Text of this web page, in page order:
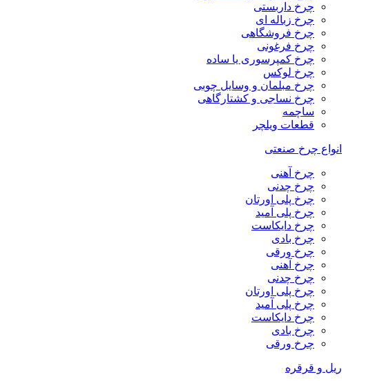
چرخ داربستی
چرخ زباله ای
چرخ فروشگاهی
چرخ فرغونی
چرخ کمپرسوری یا ساده
چرخ لوکس
چرخ مبلمان و وسایل چوبی
چرخ نساجی و کشتارگاهی
ساچمه
قطعات ویلچر
انواع چرخ صنعتی
چرخ آهنی
چرخ چدنی
چرخ پلی اورتان
چرخ پلی آمید
چرخ دایکاست
چرخ بادی
چرخ ورقی
چرخ آهنی
چرخ چدنی
چرخ پلی اورتان
چرخ پلی آمید
چرخ دایکاست
چرخ بادی
چرخ ورقی
ریل و قرقره